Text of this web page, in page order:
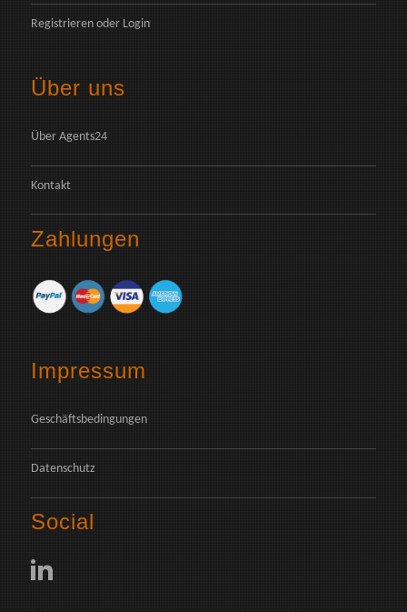
Registrieren oder Login
Über uns
Über Agents24
Kontakt
Zahlungen
Impressum
Geschäftsbedingungen
Datenschutz
Social